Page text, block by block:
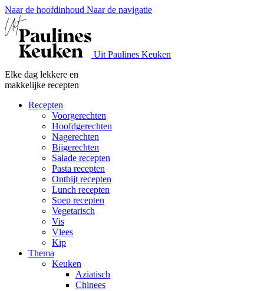
Naar de hoofdinhoud Naar de navigatie
Uit Paulines Keuken
Elke dag lekkere en
makkelijke recepten
Recepten
Voorgerechten
Hoofdgerechten
Nagerechten
Bijgerechten
Salade recepten
Pasta recepten
Ontbijt recepten
Lunch recepten
Soep recepten
Vegetarisch
Vis
Vlees
Kip
Thema
Keuken
Aziatisch
Chinees